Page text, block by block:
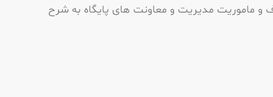
و ماموریت مدیریت و معاونت های پایگاه به شرح